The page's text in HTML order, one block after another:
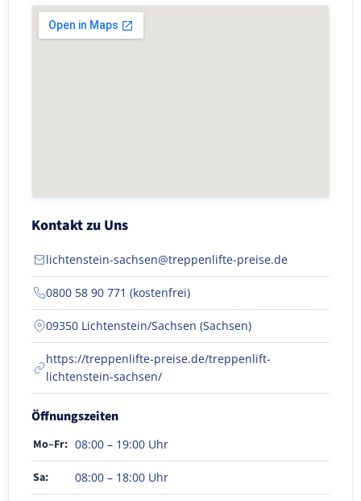
Kontakt zu Uns
lichtenstein-sachsen@treppenlifte-preise.de
0800 58 90 771 (kostenfrei)
09350 Lichtenstein/Sachsen (Sachsen)
https://treppenlifte-preise.de/treppenlift-
lichtenstein-sachsen/
Öffnungszeiten
Mo–Fr: 08:00 – 19:00 Uhr
Sa: 08:00 – 18:00 Uhr